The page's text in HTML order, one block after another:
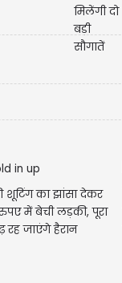
शूटिंग का झांसा देकर
में बेची लड़की, पूरा
रह जाएंगे हैरान